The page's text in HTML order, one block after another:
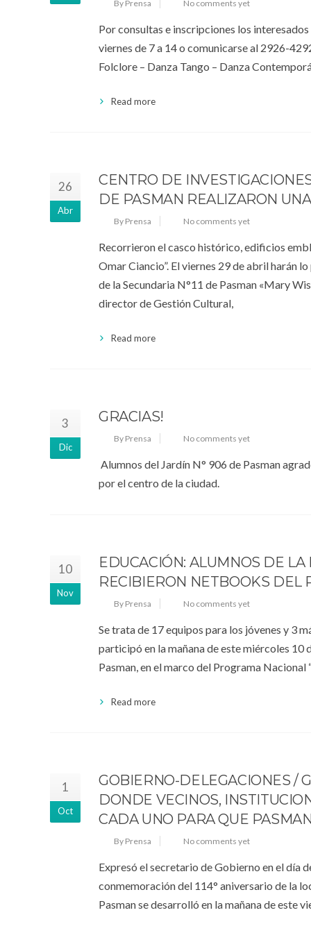
By Prensa No comments yet
Por consultas e inscripciones los
viernes de 7 a 14 o comunicarse al 2926-
Folclore – Danza Tango – Danza
Read more
26
Abr
CENTRO DE
DE PASMAN REALIZARON
By Prensa No comments yet
Recorrieron el casco histórico, edificios
Omar Ciancio”. El viernes 29 de abril harán
de la Secundaria N°11 de Pasman «Mary
director de Gestión Cultural,
Read more
3
Dic
GRACIAS!
By Prensa No comments yet
Alumnos del Jardín N° 906 de Pasman
por el centro de la ciudad.
10
Nov
EDUCACIÓN: ALUMNOS DE LA
RECIBIERON NETBOOKS DEL
By Prensa No comments yet
Se trata de 17 equipos para los jóvenes y 3
participó en la mañana de este miércoles 10
Pasman, en el marco del Programa Nacional
Read more
1
Oct
GOBIERNO-DELEGACIONES /
DONDE VECINOS,
CADA UNO PARA QUE
By Prensa No comments yet
Expresó el secretario de Gobierno en el día
conmemoración del 114° aniversario de la
Pasman se desarrolló en la mañana de este